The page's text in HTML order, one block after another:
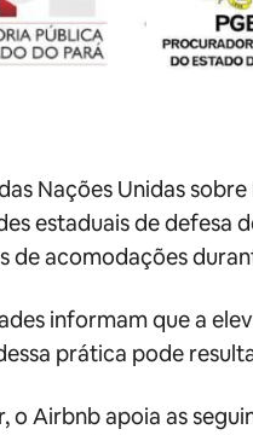
Nações Unidas
estaduais de
de acomodações
informam que a
prática pode
Airbnb apoia as